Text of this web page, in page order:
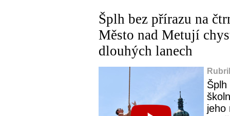
Šplh bez přírazu na
Město nad Metují
dlouhých lanech
jeho